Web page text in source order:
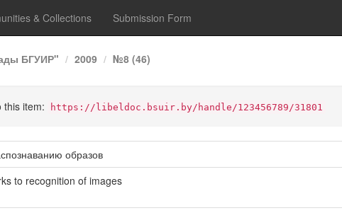
& Collections Submission Form
БГУИР" 2009 №8 (46)
this item: https://libeldoc.bsuir.by/handle/123456789/31801
образов
to recognition of images